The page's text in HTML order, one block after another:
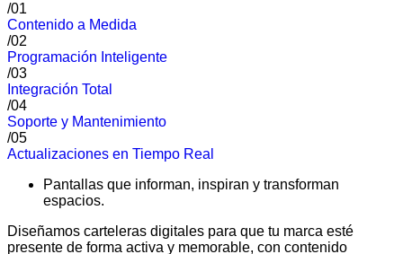
/01
Contenido a Medida
/02
Programación Inteligente
/03
Integración Total
/04
Soporte y Mantenimiento
/05
Actualizaciones en Tiempo Real
Pantallas que informan, inspiran y transforman
espacios.
Diseñamos carteleras digitales para que tu marca esté
presente de forma activa y memorable, con contenido